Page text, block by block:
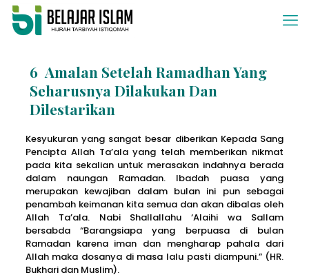
6 Amalan Setelah Ramadhan Yang
Seharusnya Dilakukan Dan
Dilestarikan
Kesyukuran yang sangat besar diberikan Kepada Sang
Pencipta Allah Ta’ala yang telah memberikan nikmat
pada kita sekalian untuk merasakan indahnya berada
dalam naungan Ramadan. Ibadah puasa yang
merupakan kewajiban dalam bulan ini pun sebagai
penambah keimanan kita semua dan akan dibalas oleh
Allah Ta’ala. Nabi Shallallahu ‘Alaihi wa Sallam
bersabda “Barangsiapa yang berpuasa di bulan
Ramadan karena iman dan mengharap pahala dari
Allah maka dosanya di masa lalu pasti diampuni.” (HR.
Bukhari dan Muslim).